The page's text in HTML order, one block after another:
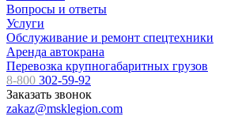
Вопросы и ответы
Услуги
Обслуживание и ремонт спецтехники
Аренда автокрана
Перевозка крупногабаритных грузов
8-800 302-59-92
Заказать звонок
zakaz@msklegion.com